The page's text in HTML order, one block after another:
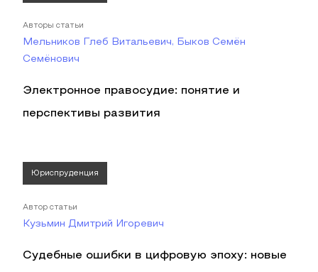
Авторы статьи
Мельников Глеб Витальевич, Быков Семён
Семёнович
Электронное правосудие: понятие и
перспективы развития
Юриспруденция
Автор статьи
Кузьмин Дмитрий Игоревич
Судебные ошибки в цифровую эпоху: новые